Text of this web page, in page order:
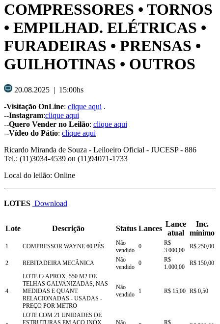
COMPRESSORES • TORNOS
• EMPILHAD. ELÉTRICAS •
FURADEIRAS • PRENSAS •
GUILHOTINAS • OUTROS
20.08.2025 | 15:00hs
-Visitação OnLine: clique aqui .
--Instagram:clique aqui
--Quero Vender no Leilão: clique aqui
--Vídeo do Pátio: clique aqui
Ricardo Miranda de Souza - Leiloeiro Oficial - JUCESP - 886
Tel.: (11)3034-4539 ou (11)94071-1733
Local do leilão: Online
LOTES Download
Lote Descrição Status Lances
Lance
atual
Inc.
mínimo
1 COMPRESSOR WAYNE 60 PÉS
Não
vendido
0
R$
3.000,00
R$ 250,00
2 REBITADEIRA MECÂNICA
Não
vendido
0
R$
1.000,00
R$ 150,00
4
LOTE C/ APROX. 550 M2 DE
TELHAS GALVANIZADAS; NAS
MEDIDAS E QUANT.
RELACIONADAS - USADAS -
PREÇO POR METRO
Não
vendido
1 R$ 15,00 R$ 0,50
LOTE COM 21 UNIDADES DE